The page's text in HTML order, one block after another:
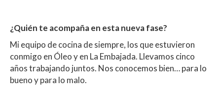
¿Quién te acompaña en esta nueva fase?
Mi equipo de cocina de siempre, los que estuvieron
conmigo en Óleo y en La Embajada. Llevamos cinco
años trabajando juntos. Nos conocemos bien… para lo
bueno y para lo malo.